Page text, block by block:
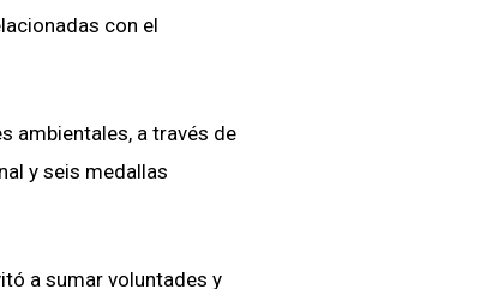
con el
ambientales, a través de
y seis medallas
a sumar voluntades y